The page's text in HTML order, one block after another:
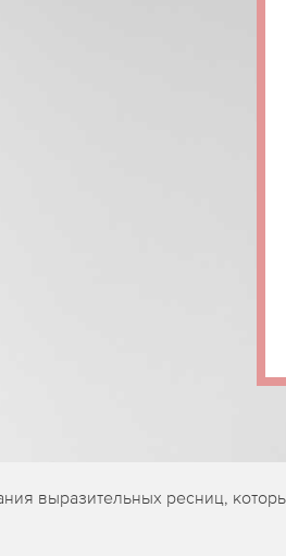
выразительных ресниц,